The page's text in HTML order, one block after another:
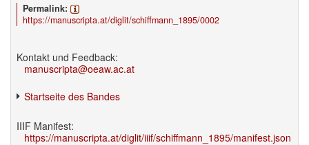
Permalink:
https://manuscripta.at/diglit/schiffmann_1895/0002
Kontakt und Feedback:
manuscripta@oeaw.ac.at
Startseite des Bandes
IIIF Manifest:
https://manuscripta.at/diglit/iiif/schiffmann_1895/manifest.json